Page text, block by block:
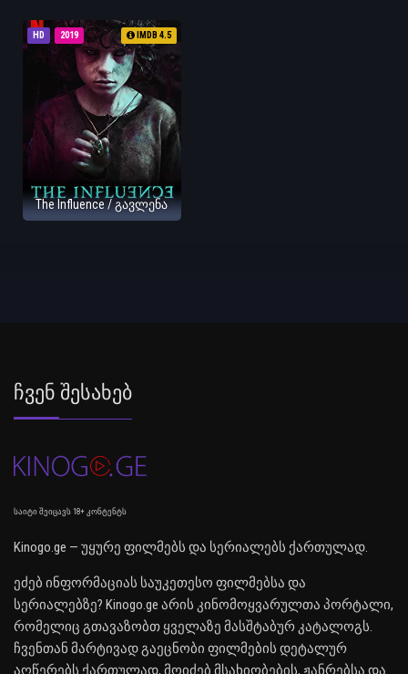
HD 2019 IMDB 4.5
The Influence / გავლენა
Ჩვენ Შესახებ
საიტი შეიცავს 18+ კონტენტს
Kinogo.ge — უყურე ფილმებს და სერიალებს ქართულად.
ეძებ ინფორმაციას საუკეთესო ფილმებსა და
სერიალებზე? Kinogo.ge არის კინომოყვარულთა პორტალი,
რომელიც გთავაზობთ ყველაზე მასშტაბურ კატალოგს.
ჩვენთან მარტივად გაეცნობი ფილმების დეტალურ